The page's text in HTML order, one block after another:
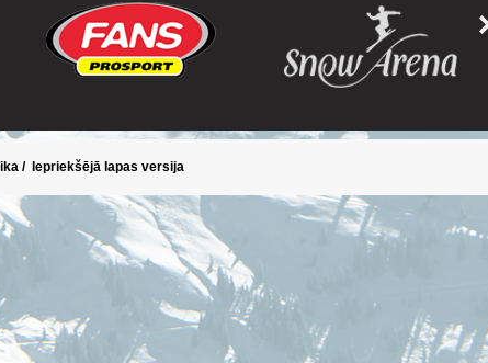
/ Iepriekšējā lapas versija